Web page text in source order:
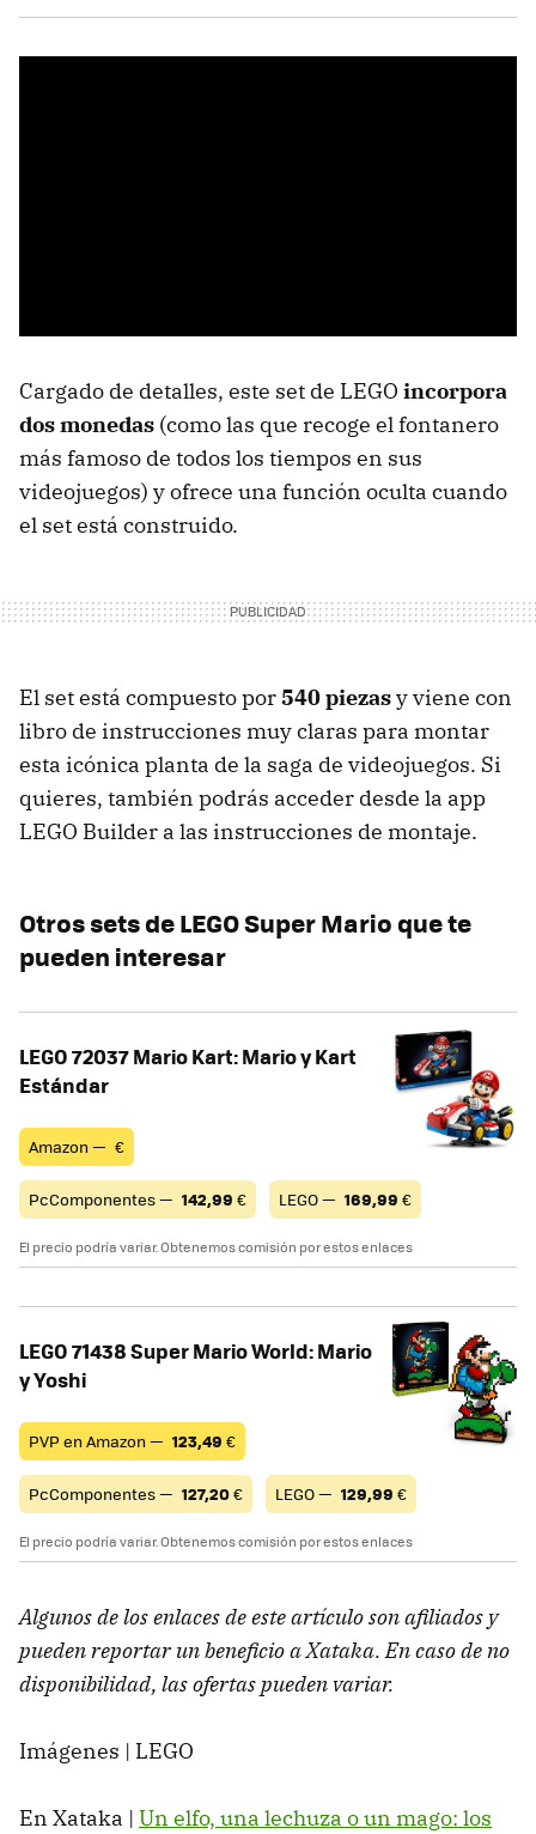
Cargado de detalles, este set de LEGO incorpora
dos monedas (como las que recoge el fontanero
más famoso de todos los tiempos en sus
videojuegos) y ofrece una función oculta cuando
el set está construido.
El set está compuesto por540 piezasy viene con
libro de instrucciones muy claras para montar
esta icónica planta de la saga de videojuegos. Si
quieres, también podrás acceder desde la app
LEGO Builder a las instrucciones de montaje.
Otros sets de LEGO Super Mario que te
pueden interesar
LEGO 72037 Mario Kart: Mario y Kart
Estándar
Amazon — €
PcComponentes — 142,99 € LEGO — 169,99 €
El precio podría variar. Obtenemos comisión por estos enlaces
LEGO 71438 Super Mario World: Mario
y Yoshi
PVP en Amazon — 123,49 €
PcComponentes — 127,20€ LEGO — 129,99 €
El precio podría variar. Obtenemos comisión por estos enlaces
Algunos de los enlaces de este artículo son afiliados y
pueden reportar un beneficio a Xataka. En caso de no
disponibilidad, las ofertas pueden variar.
Imágenes | LEGO
En Xataka | Un elfo, una lechuza o un mago: los